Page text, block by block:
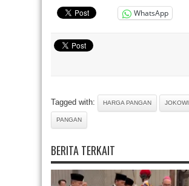
WhatsApp
Tagged with: HARGA PANGAN JOKOWI
PANGAN
BERITA TERKAIT